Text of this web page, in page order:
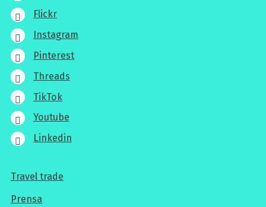
Flickr
Instagram
Pinterest
Threads
TikTok
Youtube
Linkedin
Para
los
Travel trade
Prensa